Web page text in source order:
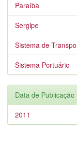
Paraíba
Sergipe
Sistema de
Sistema Portuário
Data de Publicação
2011